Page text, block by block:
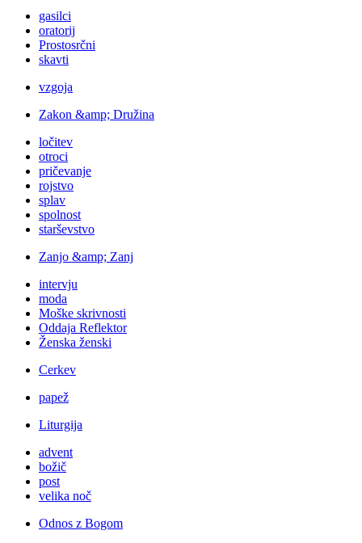
gasilci
oratorij
Prostosrčni
skavti
vzgoja
Zakon &amp; Družina
ločitev
otroci
pričevanje
rojstvo
splav
spolnost
starševstvo
Zanjo &amp; Zanj
intervju
moda
Moške skrivnosti
Oddaja Reflektor
Ženska ženski
Cerkev
papež
Liturgija
advent
božič
post
velika noč
Odnos z Bogom